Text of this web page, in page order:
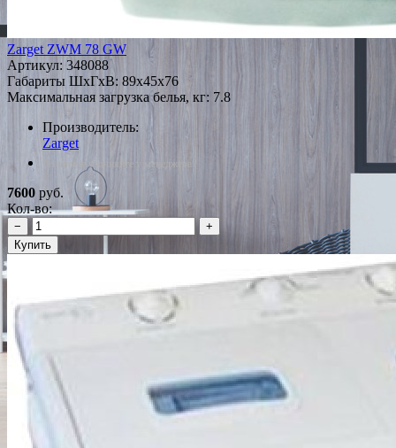
Zarget ZWM 78 GW
Артикул: 348088
Габариты ШxГxВ: 89x45x76
Максимальная загрузка белья, кг: 7.8
Производитель:
Zarget
*Наличие уточняйте у менеджера
7600 руб.
Кол-во:
−
+
Купить